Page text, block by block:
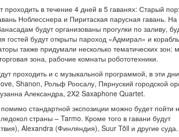
в течение 4 дней в 5 гаванях: Старый
Ноблесснера и Пиритаская парусная гавань. На
будут организованы прогулки по заливу,
гостей будут открыты пароход «Адмирал» и
также придумали несколько тематических зон:
зона, рабочие комнаты робототехники.
проходить и с музыкальной программой, в эти
Shanon, Рольф Роосалу, Пярнуский городской
Александра, 2X2 Saxaphone Quartet.
стандартной экспозиции можно будет пойти
страны – Tarmo. Кроме того в гавани будут
Alexandra (Финляндия), Suur Tõll и другие суда.